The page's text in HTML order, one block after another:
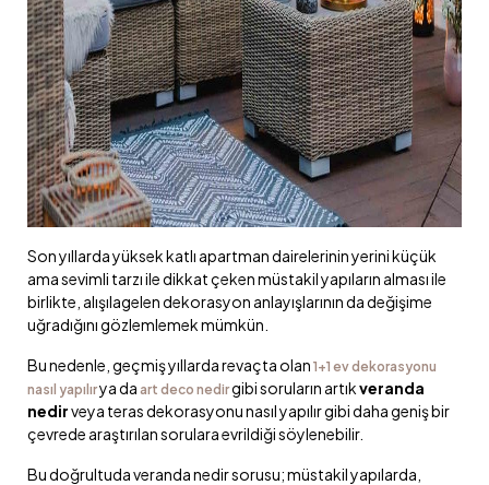
Son yıllarda yüksek katlı apartman dairelerinin yerini küçük
ama sevimli tarzı ile dikkat çeken müstakil yapıların alması ile
birlikte, alışılagelen dekorasyon anlayışlarının da değişime
uğradığını gözlemlemek mümkün.
Bu nedenle, geçmiş yıllarda revaçta olan 1+1 ev dekorasyonu
nasıl yapılırya da art deco nedirgibi soruların artıkveranda
nedirveya teras dekorasyonu nasıl yapılır gibi daha geniş bir
çevrede araştırılan sorulara evrildiği söylenebilir.
Bu doğrultuda veranda nedir sorusu; müstakil yapılarda,